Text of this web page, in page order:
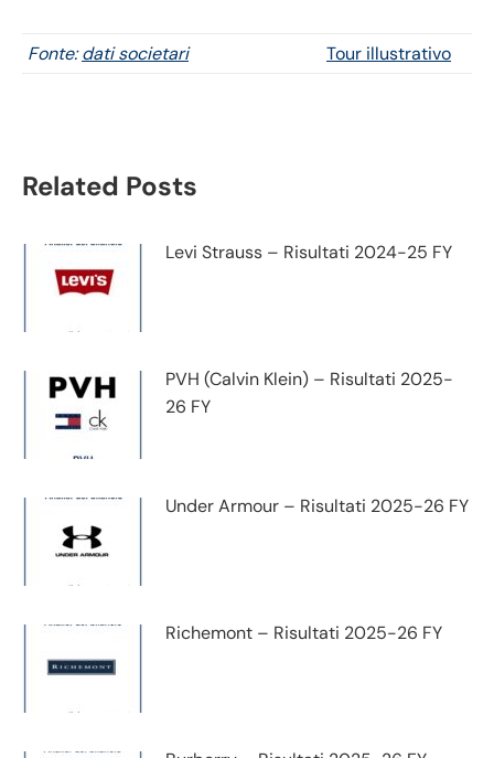
Fonte:dati societari Tour illustrativo
Related Posts
Levi Strauss – Risultati 2024-25 FY
PVH (Calvin Klein) – Risultati 2025-
26 FY
Under Armour – Risultati 2025-26 FY
Richemont – Risultati 2025-26 FY